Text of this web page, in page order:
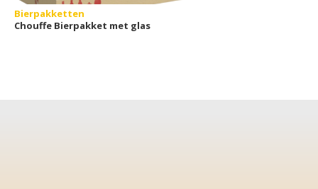
Bierpakketten
Chouffe Bierpakket met glas